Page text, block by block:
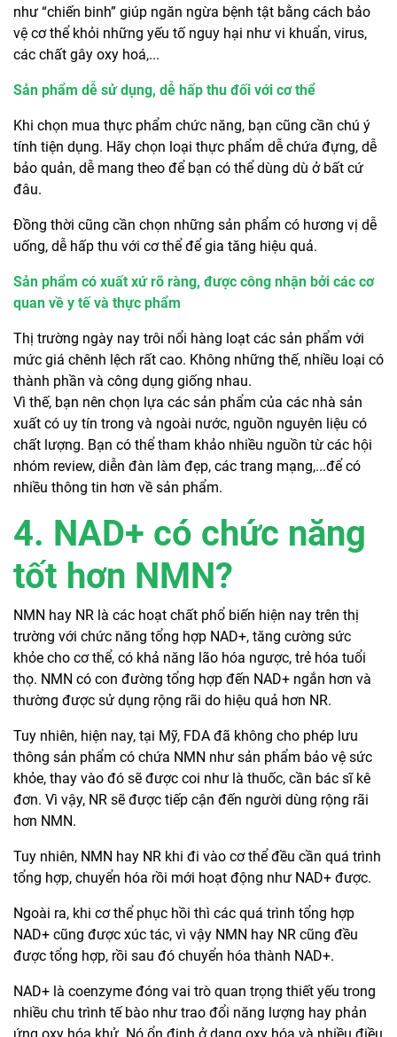
như “chiến binh” giúp ngăn ngừa bệnh tật bằng cách bảo
vệ cơ thể khỏi những yếu tố nguy hại như vi khuẩn, virus,
các chất gây oxy hoá,...
Sản phẩm dễ sử dụng, dễ hấp thu đối với cơ thể
Khi chọn mua thực phẩm chức năng, bạn cũng cần chú ý
tính tiện dụng. Hãy chọn loại thực phẩm dễ chứa đựng, dễ
bảo quản, dễ mang theo để bạn có thể dùng dù ở bất cứ
đâu.
Đồng thời cũng cần chọn những sản phẩm có hương vị dễ
uống, dễ hấp thu với cơ thể để gia tăng hiệu quả.
Sản phẩm có xuất xứ rõ ràng, được công nhận bởi các cơ
quan về y tế và thực phẩm
Thị trường ngày nay trôi nổi hàng loạt các sản phẩm với
mức giá chênh lệch rất cao. Không những thế, nhiều loại có
thành phần và công dụng giống nhau.
Vì thế, bạn nên chọn lựa các sản phẩm của các nhà sản
xuất có uy tín trong và ngoài nước, nguồn nguyên liệu có
chất lượng. Bạn có thể tham khảo nhiều nguồn từ các hội
nhóm review, diễn đàn làm đẹp, các trang mạng,...để có
nhiều thông tin hơn về sản phẩm.
4. NAD+ có chức năng
tốt hơn NMN?
NMN hay NR là các hoạt chất phổ biến hiện nay trên thị
trường với chức năng tổng hợp NAD+, tăng cường sức
khỏe cho cơ thể, có khả năng lão hóa ngược, trẻ hóa tuổi
thọ. NMN có con đường tổng hợp đến NAD+ ngắn hơn và
thường được sử dụng rộng rãi do hiệu quả hơn NR.
Tuy nhiên, hiện nay, tại Mỹ, FDA đã không cho phép lưu
thông sản phẩm có chứa NMN như sản phẩm bảo vệ sức
khỏe, thay vào đó sẽ được coi như là thuốc, cần bác sĩ kê
đơn. Vì vậy, NR sẽ được tiếp cận đến người dùng rộng rãi
hơn NMN.
Tuy nhiên, NMN hay NR khi đi vào cơ thể đều cần quá trình
tổng hợp, chuyển hóa rồi mới hoạt động như NAD+ được.
Ngoài ra, khi cơ thể phục hồi thì các quá trình tổng hợp
NAD+ cũng được xúc tác, vì vậy NMN hay NR cũng đều
được tổng hợp, rồi sau đó chuyển hóa thành NAD+.
NAD+ là coenzyme đóng vai trò quan trọng thiết yếu trong
nhiều chu trình tế bào như trao đổi năng lượng hay phản